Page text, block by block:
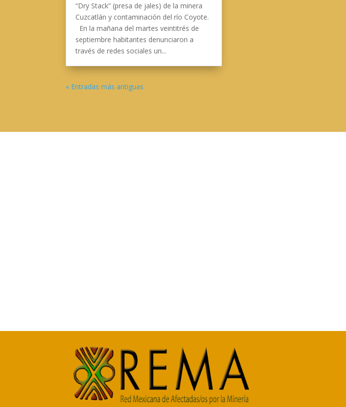
“Dry Stack” (presa de jales) de la minera
Cuzcatlán y contaminación del río Coyote.
En la mañana del martes veintitrés de
septiembre habitantes denunciaron a
través de redes sociales un...
« Entradas más antiguas